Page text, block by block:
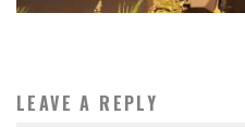
LEAVE A REPLY